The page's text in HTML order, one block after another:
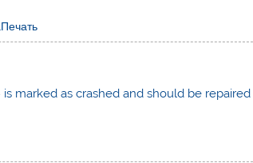
is marked as crashed and should be repaired